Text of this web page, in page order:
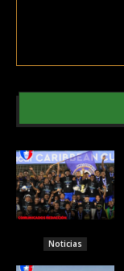
Noticias